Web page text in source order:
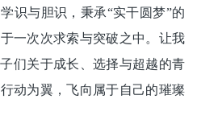
识与胆识，秉承“实干圆梦”的
一次次求索与突破之中。让我
们关于成长、选择与超越的青
动为翼，飞向属于自己的璀璨